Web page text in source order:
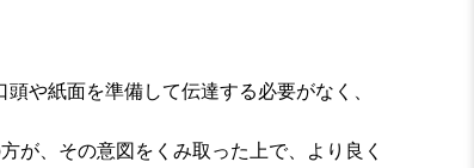
や紙面を準備して伝達する必要がなく、
が、その意図をくみ取った上で、より良く